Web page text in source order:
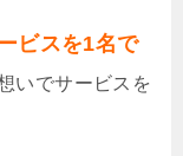
ビスを1名で
いでサービスを